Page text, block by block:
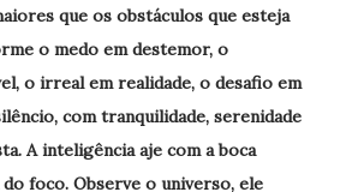
que os obstáculos que esteja
o medo em destemor, o
o irreal em realidade, o desafio em
com tranquilidade, serenidade
A inteligência aje com a boca
foco. Observe o universo, ele